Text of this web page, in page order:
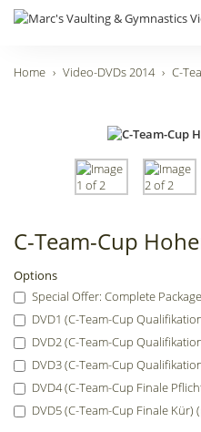
Home Video-DVDs 2014 C-
C-Team-Cup
Options
Special Offer: Complete
DVD1 (C-Team-Cup
DVD2 (C-Team-Cup
DVD3 (C-Team-Cup
DVD4 (C-Team-Cup Finale
DVD5 (C-Team-Cup Finale Kür)